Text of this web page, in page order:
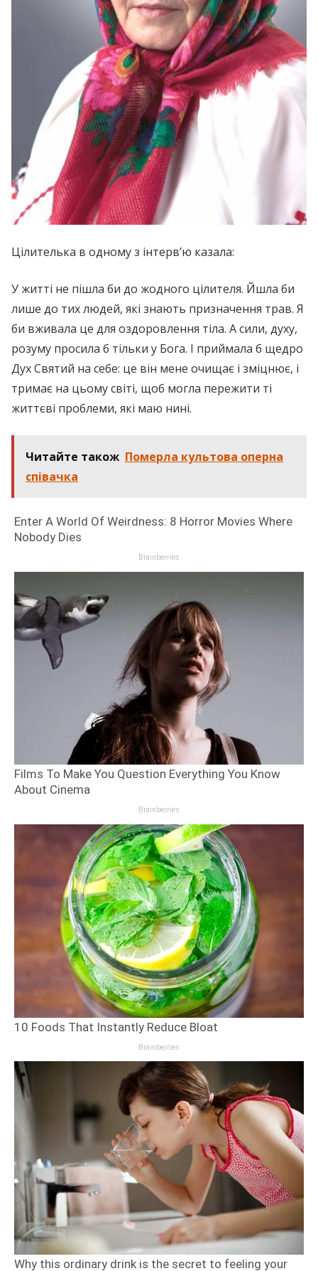
Цілителька в одному з інтерв’ю казала:
У житті не пішла би до жодного цілителя. Йшла би
лише до тих людей, які знають призначення трав. Я
би вживала це для оздоровлення тіла. А сили, духу,
розуму просила б тільки у Бога. І приймала б щедро
Дух Святий на себе: це він мене очищає і зміцнює, і
тримає на цьому світі, щоб могла пережити ті
життєві проблеми, які маю нині.
Читайте також Померла культова оперна
співачка